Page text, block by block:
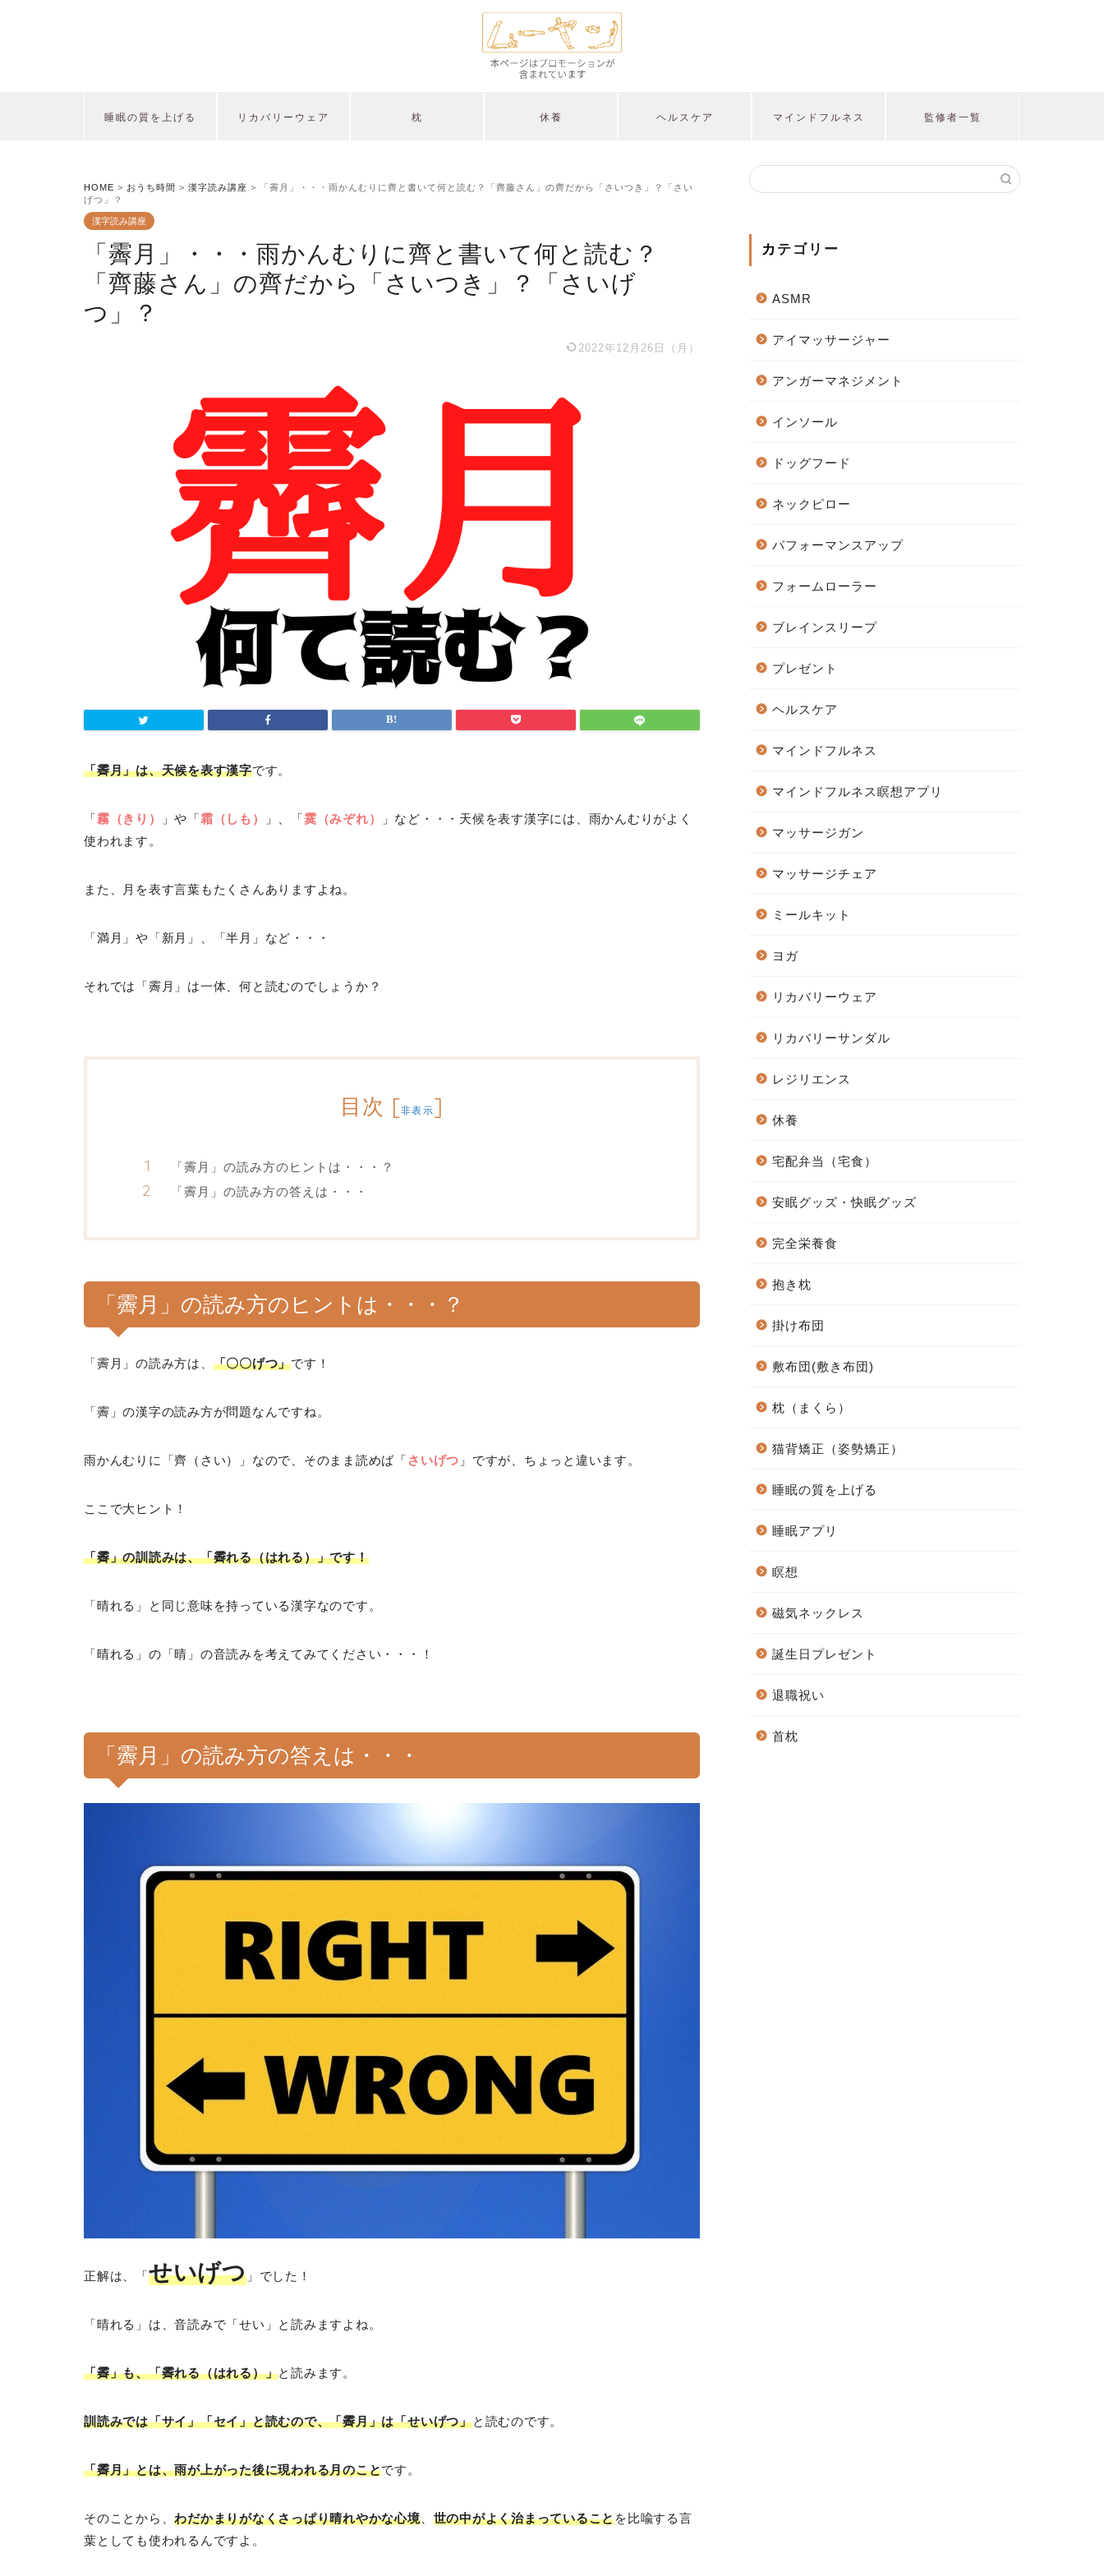
睡眠の質を上げる リカバリーウェア 枕 休養 ヘルスケア マインドフルネス 監修者一覧
HOME > おうち時間 > 漢字読み講座 >
「霽月」・・・雨かんむりに齊と書いて何と読む？「齊藤さん」の齊だから「さいつき」？「さい
げつ」？
漢字読み講座
「霽月」・・・雨かんむりに齊と書いて何と読む？
「齊藤さん」の齊だから「さいつき」？「さいげ
つ」？
2022年12月26日（月）
「霽月」は、天候を表す漢字です。
「霧（きり） 」や「霜（しも） 」、「霙（みぞれ）
」など・・・天候を表す漢字には、雨かんむりがよく
使われます。
また、月を表す言葉もたくさんありますよね。
「満月」や「新月」、「半月」など・・・
それでは「霽月」は一体、何と読むのでしょうか？
目次 [非表示]
「霽月」の読み方のヒントは・・・？
「霽月」の読み方の答えは・・・
「霽月」の読み方のヒントは・・・？
「霽月」の読み方は、 「〇〇げつ」です！
「霽」の漢字の読み方が問題なんですね。
雨かんむりに「齊（さい）」なので、そのまま読めば「 さいげつ 」ですが、ちょっと違います。
ここで大ヒント！
「霽」の訓読みは、「霽れる（はれる）」です！
「晴れる」と同じ意味を持っている漢字なのです。
「晴れる」の「晴」の音読みを考えてみてください・・・！
「霽月」の読み方の答えは・・・
正解は、「せいげつ」でした！
「晴れる」は、音読みで「せい」と読みますよね。
「霽」も、「霽れる（はれる）」と読みます。
訓読みでは「サイ」「セイ」と読むので、「霽月」は「せいげつ」と読むのです。
「霽月」とは、雨が上がった後に現われる月のことです。
そのことから、わだかまりがなくさっぱり晴れやかな心境、 世の中がよく治まっていることを比喩する言
葉としても使われるんですよ。
カテゴリー
ASMR
アイマッサージャー
アンガーマネジメント
インソール
ドッグフード
ネックピロー
パフォーマンスアップ
フォームローラー
ブレインスリープ
プレゼント
ヘルスケア
マインドフルネス
マインドフルネス瞑想アプリ
マッサージガン
マッサージチェア
ミールキット
ヨガ
リカバリーウェア
リカバリーサンダル
レジリエンス
休養
宅配弁当（宅食）
安眠グッズ・快眠グッズ
完全栄養食
抱き枕
掛け布団
敷布団(敷き布団)
枕（まくら）
猫背矯正（姿勢矯正）
睡眠の質を上げる
睡眠アプリ
瞑想
磁気ネックレス
誕生日プレゼント
退職祝い
首枕